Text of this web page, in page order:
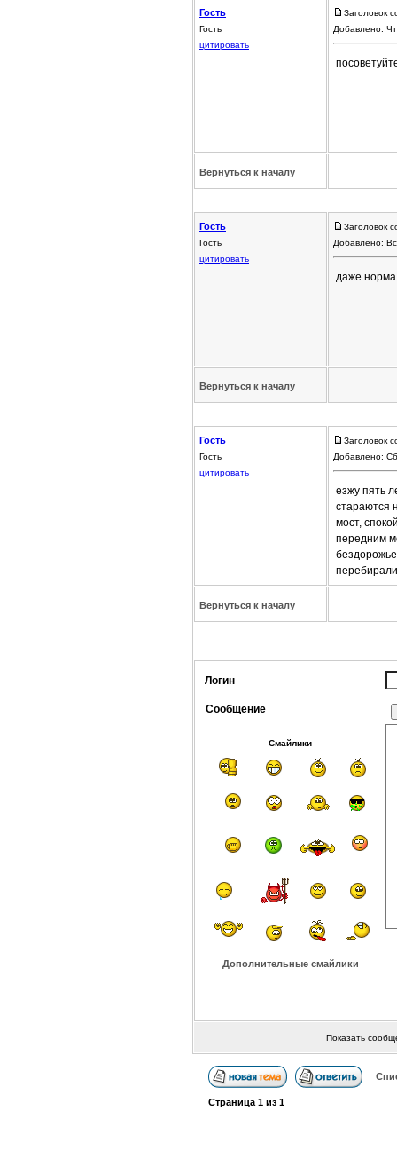
Гость
Гость
цитировать
Заголовок
Добавлено:
Вернуться к началу
Гость
Гость
цитировать
Заголовок
Добавлено:
даже норма
Вернуться к началу
Гость
Гость
цитировать
Заголовок
Добавлено:
езжу пять
стараются
мост,
передним
Вернуться к началу
Логин
Сообщение
Смайлики
Дополнительные смайлики
Показать
Страница 1из 1